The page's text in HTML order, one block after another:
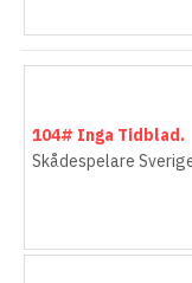
104# Inga Tidblad.
Skådespelare